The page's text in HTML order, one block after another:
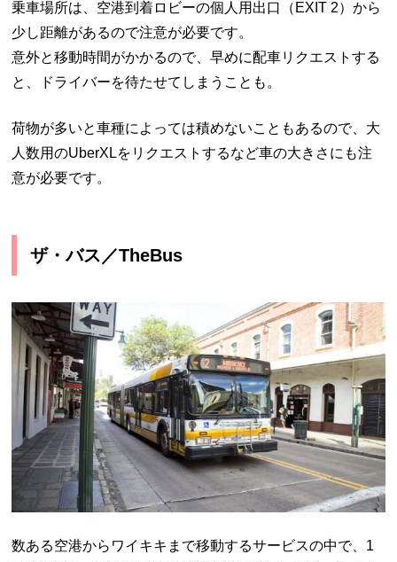
乗車場所は、空港到着ロビーの個人用出口（EXIT 2）から
少し距離があるので注意が必要です。
意外と移動時間がかかるので、早めに配車リクエストする
と、ドライバーを待たせてしまうことも。
荷物が多いと車種によっては積めないこともあるので、大
人数用のUberXLをリクエストするなど車の大きさにも注
意が必要です。
ザ・バス／TheBus
数ある空港からワイキキまで移動するサービスの中で、1